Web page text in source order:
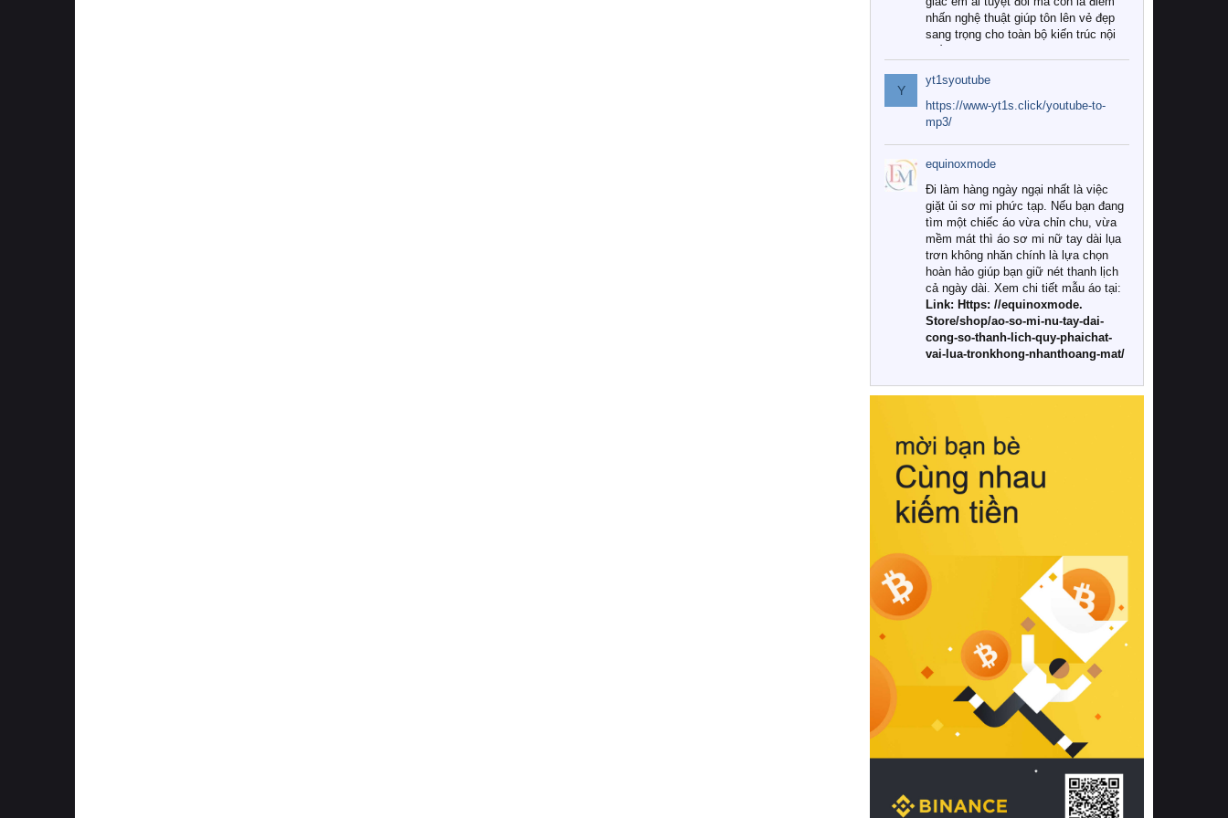
nhấn nghệ thuật giúp tôn lên vẻ đẹp
sang trọng cho toàn bộ kiến trúc nội
Tuy nhiên, giữa thị trường đa dạng
với vô vàn thương hiệu và mẫu mã
như hiện nay, làm thế nào để chọn
được những bộ chăn ga gối đệm cao
cấp thực sự chất lượng, phù hợp với
khí hậu và nhu cầu sử dụng của gia
đình? Hãy cùng chúng tôi đi tìm lời
giải đáp chi tiết qua bài viết dưới đây.
1. Tại sao các gia đình hiện đại lại ưa
chuộng chăn ga gối đệm cao cấp?
Khác với các dòng sản phẩm thông
thường, những bộ chăn ga gối đệm
cao cấp trải qua quy trình sản xuất
nghiêm ngặt từ khâu chọn lọc nguyên
liệu tự nhiên đến công nghệ dệt
nhuộm hiện đại không chứa hóa chất
này, bạn sẽ cảm nhận rõ rệt sự khác
hồi chuẩn xác của phần đệm nâng đỡ
cột sống.
Bên cạnh đó, việc lựa chọn các dòng
sản phẩm đạt chuẩn chất lượng quốc
tế còn giúp ngăn ngừa tình trạng kích
khuẩn và nấm mốc trong điều kiện
thời tiết nóng ẩm. Bạn có thể tìm hiểu
thêm các nghiên cứu khoa học về tác
động của giấc ngủ và môi trường
phòng ngủ đối với sức khỏe con
người tại Sleep Foundation (External
Link) để có cái nhìn toàn diện hơn.
2. Các tiêu chí vàng khi lựa chọn
chăn ga gối đệm cao cấp cho phòng
ngủ
Để sở hữu một bộ chăn ga gối đệm
cao cấp hoàn hảo cả về thẩm mỹ lẫn
công năng, người tiêu dùng cần cân
nhắc kỹ lưỡng các tiêu chí quan trọng
Y
yt1syoutube
https://www-yt1s.click/youtube-to-
mp3/
equinoxmode
Đi làm hàng ngày ngại nhất là việc
giặt ủi sơ mi phức tạp. Nếu bạn đang
tìm một chiếc áo vừa chỉn chu, vừa
mềm mát thì áo sơ mi nữ tay dài lụa
trơn không nhăn chính là lựa chọn
hoàn hảo giúp bạn giữ nét thanh lịch
cả ngày dài. Xem chi tiết mẫu áo tại:
Link: Https: //equinoxmode.
Store/shop/ao-so-mi-nu-tay-dai-
cong-so-thanh-lich-quy-phaichat-
vai-lua-tronkhong-nhanthoang-mat/